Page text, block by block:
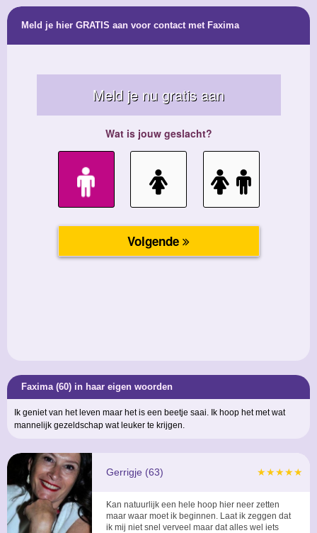
Meld je hier GRATIS aan voor contact met Faxima
Faxima (60) in haar eigen woorden
Ik geniet van het leven maar het is een beetje saai. Ik hoop het met wat
mannelijk gezeldschap wat leuker te krijgen.
★★★★★
Gerrigje (63)
Kan natuurlijk een hele hoop hier neer zetten
maar waar moet ik beginnen. Laat ik zeggen dat
ik mij niet snel verveel maar dat alles wel iets